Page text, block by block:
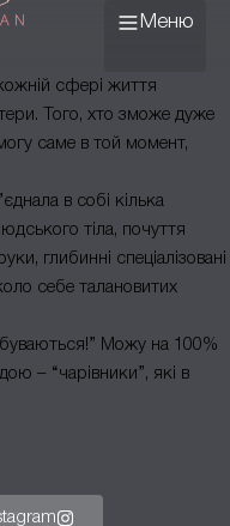
Меню
сфері життя
Того, хто зможе дуже
саме в той момент,
в собі кілька
тіла, почуття
глибинні спеціалізовані
себе талановитих
Можу на 100%
– “чарівники”, які в